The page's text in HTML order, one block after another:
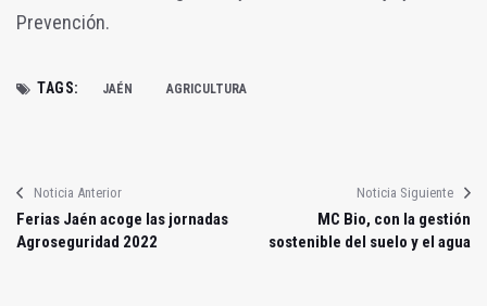
Prevención.
TAGS: JAÉN AGRICULTURA
Noticia Anterior
Ferias Jaén acoge las jornadas
Agroseguridad 2022
Noticia Siguiente
MC Bio, con la gestión
sostenible del suelo y el agua